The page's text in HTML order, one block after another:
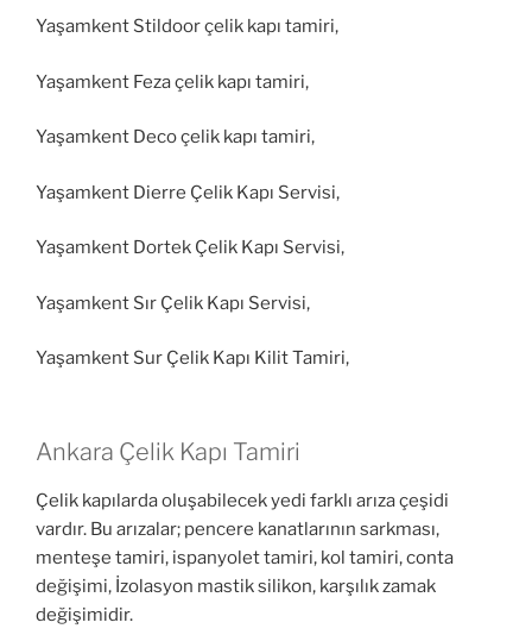
Yaşamkent Stildoor çelik kapı tamiri,
Yaşamkent Feza çelik kapı tamiri,
Yaşamkent Deco çelik kapı tamiri,
Yaşamkent Dierre Çelik Kapı Servisi,
Yaşamkent Dortek Çelik Kapı Servisi,
Yaşamkent Sır Çelik Kapı Servisi,
Yaşamkent Sur Çelik Kapı Kilit Tamiri,
Ankara Çelik Kapı Tamiri
Çelik kapılarda oluşabilecek yedi farklı arıza çeşidi
vardır. Bu arızalar; pencere kanatlarının sarkması,
menteşe tamiri, ispanyolet tamiri, kol tamiri, conta
değişimi, İzolasyon mastik silikon, karşılık zamak
değişimidir.